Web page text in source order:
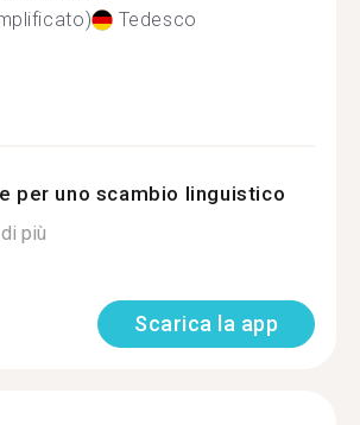
Tedesco
per uno scambio linguistico
più
Scarica la app